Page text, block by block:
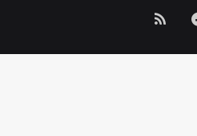
فيسبوك
الموقع